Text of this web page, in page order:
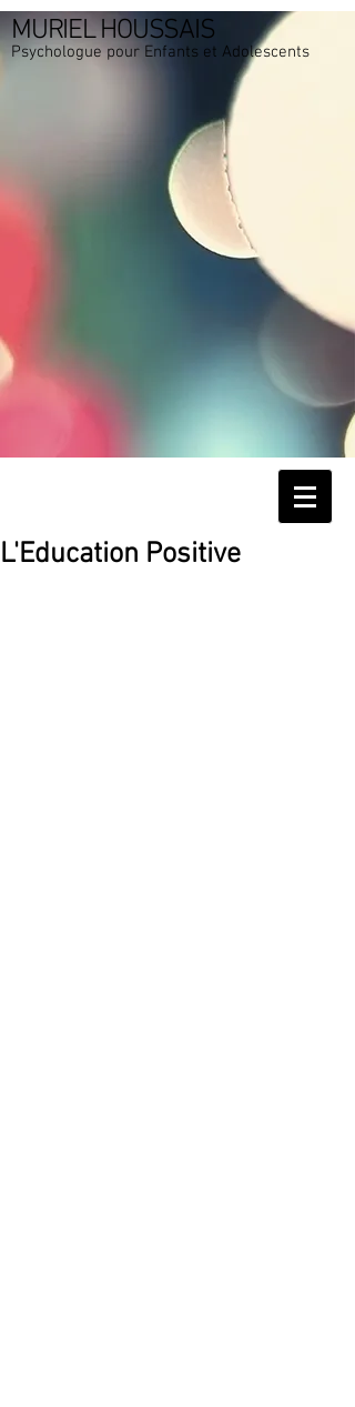
MURIEL HOUSSAIS
Psychologue pour Enfants et Adolescents
L'Education Positive